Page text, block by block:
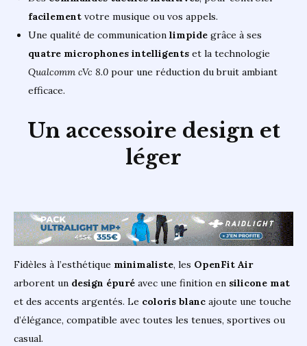
facilement votre musique ou vos appels.
Une qualité de communication limpide grâce à ses
quatre microphones intelligents et la technologie
Qualcomm cVc 8.0 pour une réduction du bruit ambiant
efficace.
Un accessoire design et
léger
Fidèles à l’esthétique minimaliste, les OpenFit Air
arborent un design épuré avec une finition en silicone mat
et des accents argentés. Le coloris blanc ajoute une touche
d’élégance, compatible avec toutes les tenues, sportives ou
casual.